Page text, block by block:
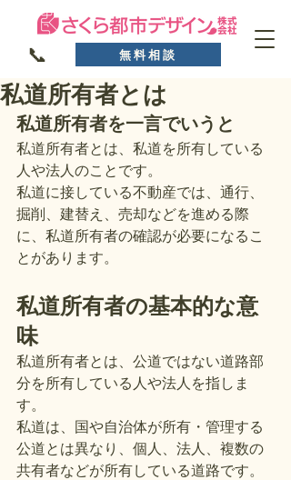
📞 無料相談
私道所有者とは
私道所有者を一言でいうと
私道所有者とは、私道を所有している
人や法人のことです。
私道に接している不動産では、通行、
掘削、建替え、売却などを進める際
に、私道所有者の確認が必要になるこ
とがあります。
私道所有者の基本的な意
味
私道所有者とは、公道ではない道路部
分を所有している人や法人を指しま
す。
私道は、国や自治体が所有・管理する
公道とは異なり、個人、法人、複数の
共有者などが所有している道路です。